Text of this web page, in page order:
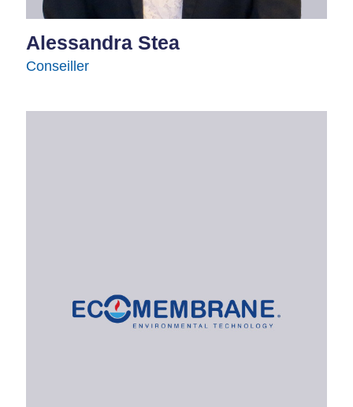
Alessandra Stea
Conseiller